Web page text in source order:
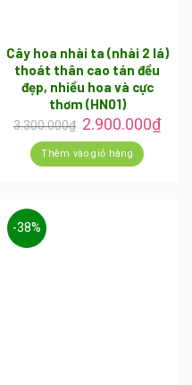
Cây hoa nhài ta (nhài 2 lá)
thoát thân cao tán đều
đẹp, nhiều hoa và cực
thơm (HN01)
3.300.000₫ 2.900.000₫
Thêm vào giỏ hàng
-38%